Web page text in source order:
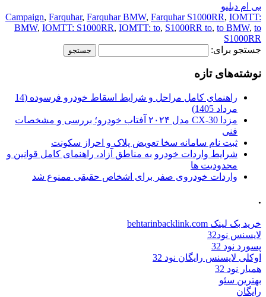
بی ام دبلیو
Campaign, Farquhar, Farquhar BMW, Farquhar S1000RR, IOMTT:
BMW, IOMTT: S1000RR, IOMTT: to, S1000RR to, to BMW, to
S1000RR
جستجو برای:
نوشته‌های تازه
راهنمای کامل مراحل و شرایط اسقاط خودرو فرسوده (14
مرداد 1405)
مزدا CX-30 مدل ۲۰۲۴ آفتاب خودرو؛ بررسی و مشخصات
فنی
ثبت نام سامانه سخا تعویض پلاک و احراز سکونت
شرایط واردات خودرو به مناطق آزاد، راهنمای کامل قوانین و
محدودیت ها
واردات خودروی صفر برای اشخاص حقیقی ممنوع شد
.
خرید بک لینک behtarinbacklink.com
لایسنس نود32
پسورد نود 32
اوکلی لایسنس رایگان نود 32
همیار نود 32
بهترین سئو
رایگان